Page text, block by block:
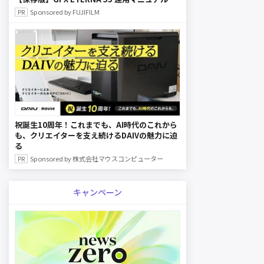
Sponsored by FUJIFILM
祝誕生10周年！これまでも、AI時代のこれから
も、クリエイターを支え続けるDAIVの魅力に迫
る
Sponsored by 株式会社マウスコンピューター
キャンペーン